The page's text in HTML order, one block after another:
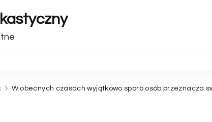
W obecnych czasach wyjątkowo sporo osób przeznacza